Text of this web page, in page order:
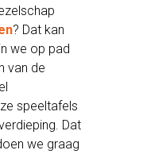
? Dat kan
we op pad
van de
speeltafels
Dat
we graag